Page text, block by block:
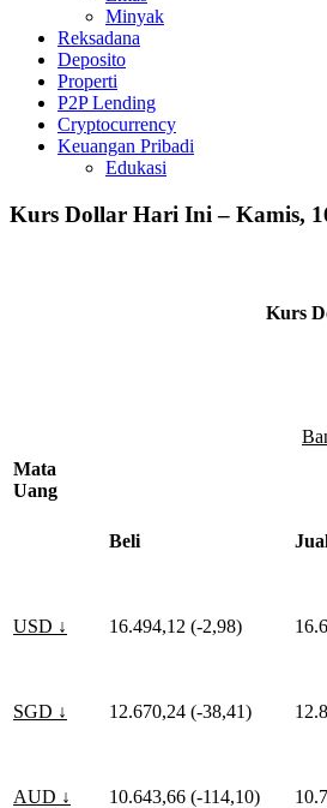
Minyak
Reksadana
Deposito
Properti
P2P Lending
Cryptocurrency
Keuangan Pribadi
Edukasi
Kurs Dollar Hari Ini – Kamis,
Kurs
Mata
Uang
Beli
USD ↓ 16.494,12 (-2,98)
SGD ↓ 12.670,24 (-38,41)
AUD ↓ 10.643,66 (-114,10)